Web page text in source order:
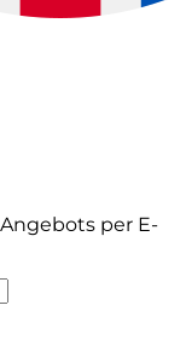
per E-